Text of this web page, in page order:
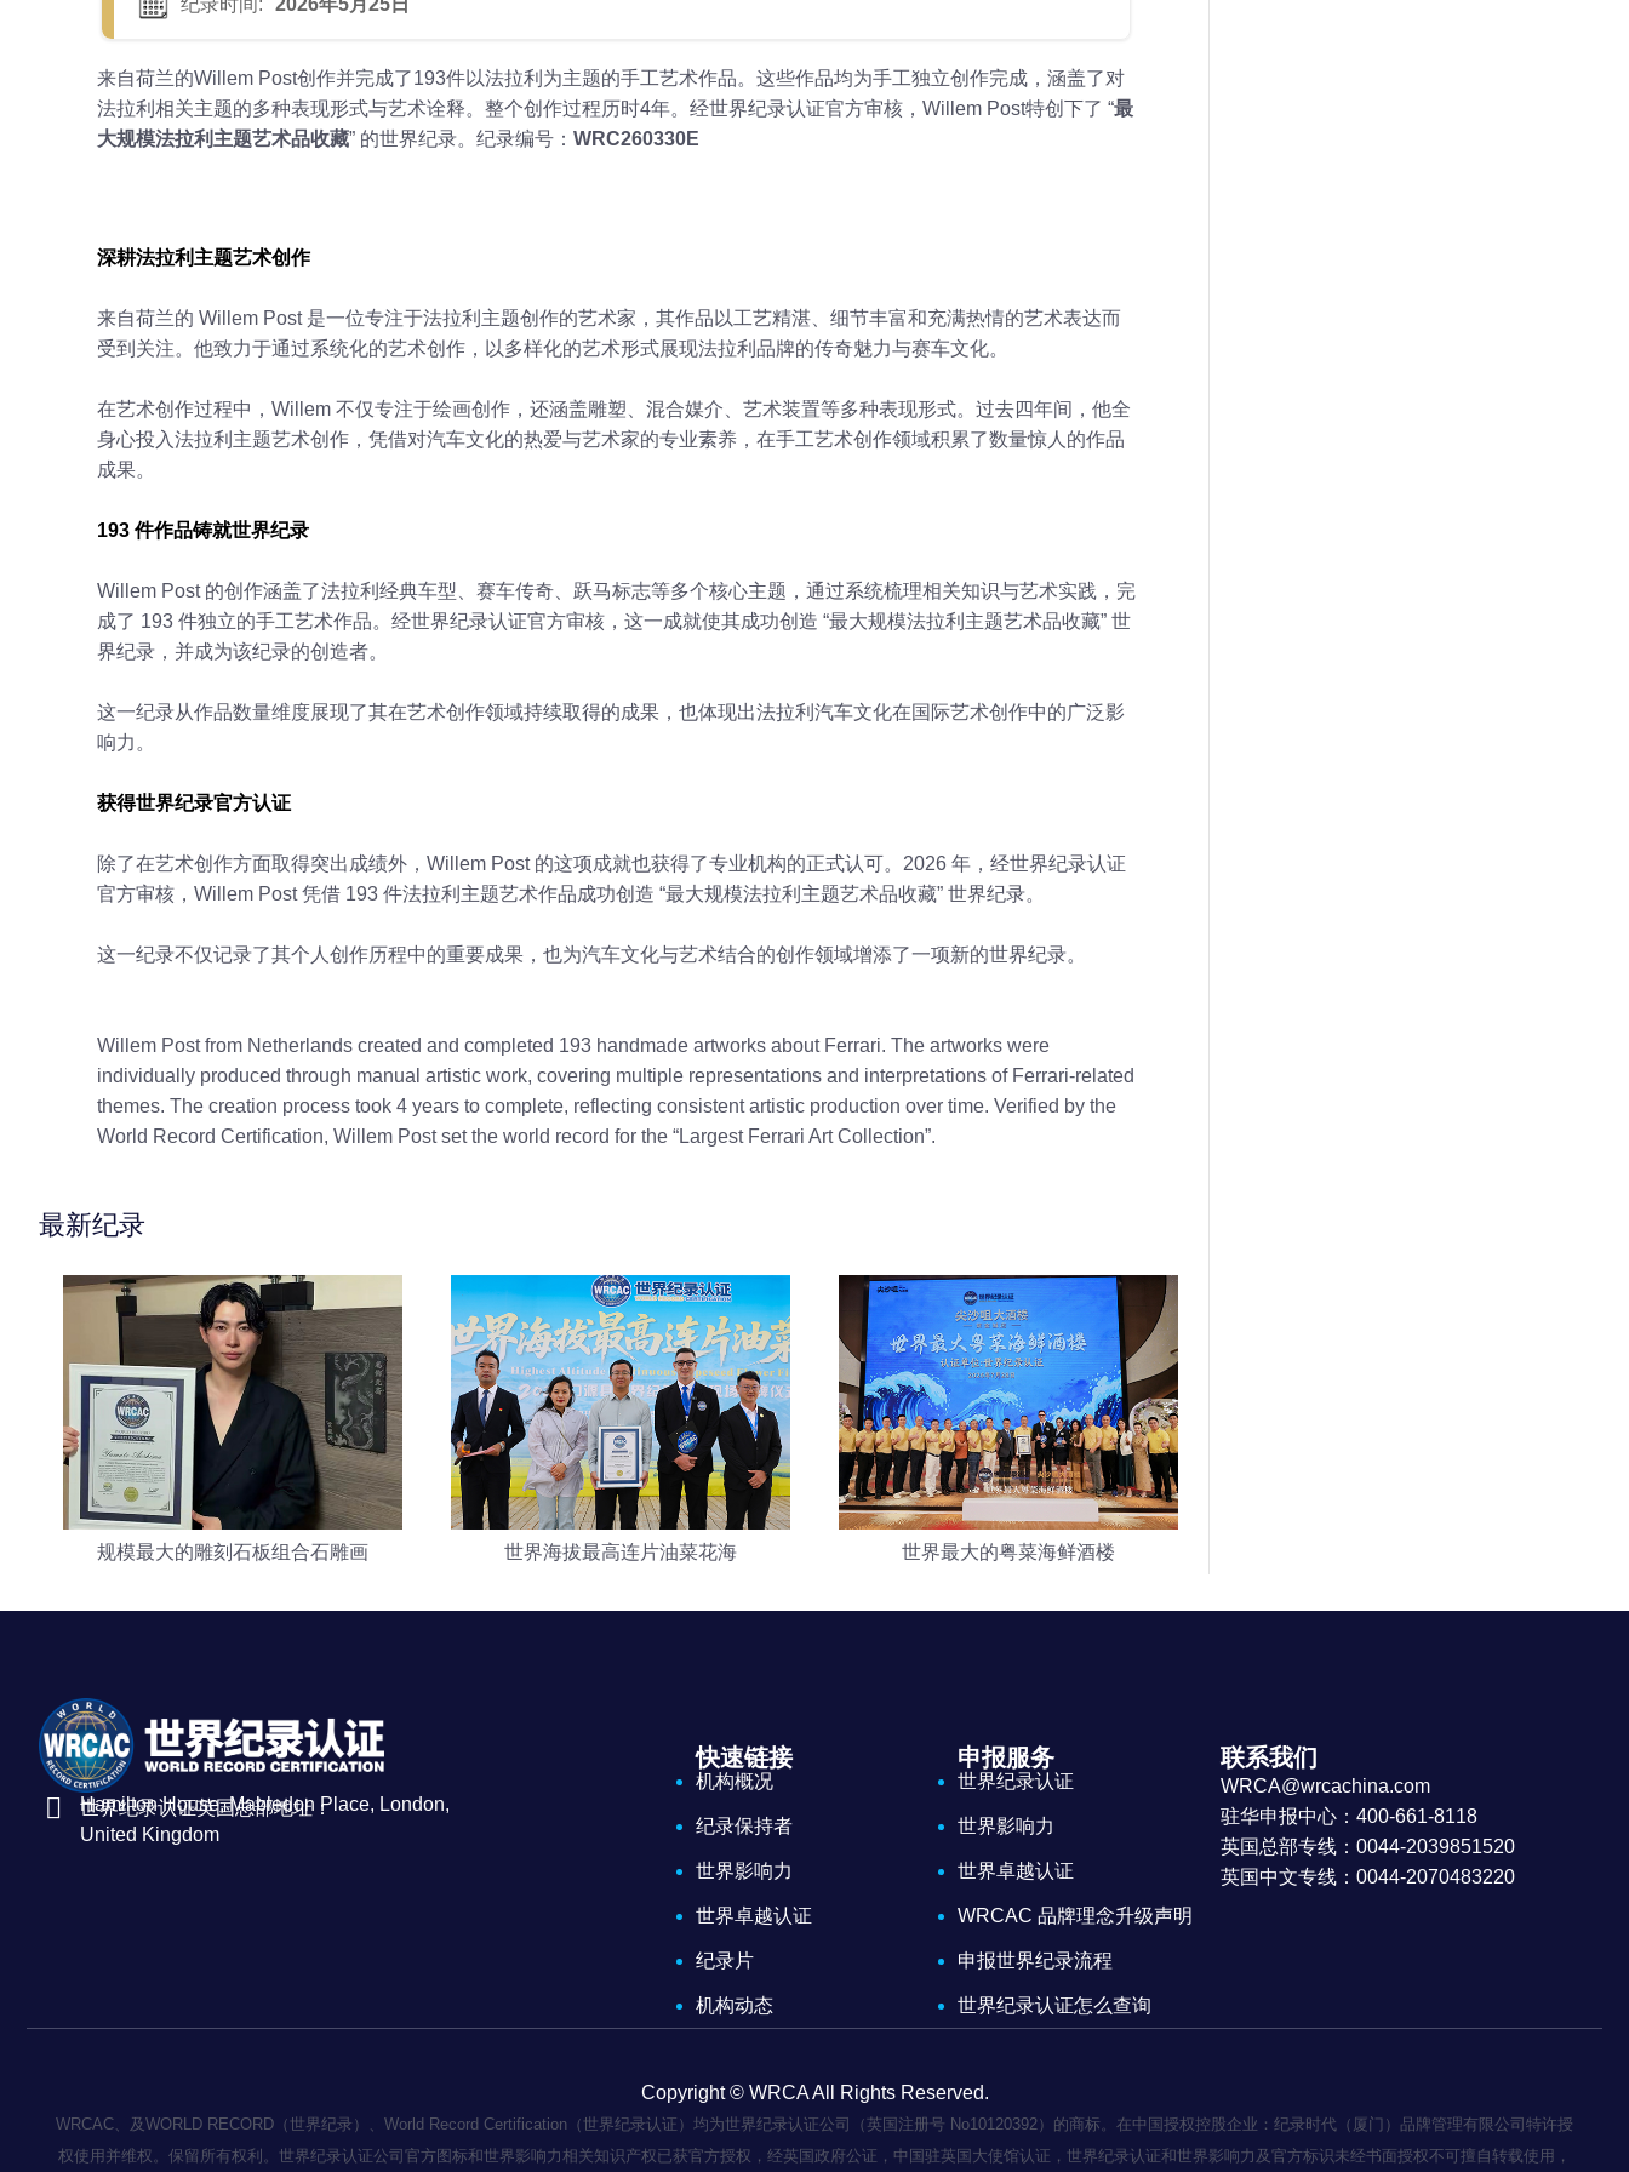
纪录时间: 2026年5月25日
来自荷兰的Willem Post创作并完成了193件以法拉利为主题的手工艺术作品。这些作品均为手工独立创作完成，涵盖了对
法拉利相关主题的多种表现形式与艺术诠释。整个创作过程历时4年。经世界纪录认证官方审核，Willem Post特创下了 “最
大规模法拉利主题艺术品收藏” 的世界纪录。纪录编号： WRC260330E
深耕法拉利主题艺术创作
来自荷兰的 Willem Post 是一位专注于法拉利主题创作的艺术家，其作品以工艺精湛、细节丰富和充满热情的艺术表达而
受到关注。他致力于通过系统化的艺术创作，以多样化的艺术形式展现法拉利品牌的传奇魅力与赛车文化。
在艺术创作过程中，Willem 不仅专注于绘画创作，还涵盖雕塑、混合媒介、艺术装置等多种表现形式。过去四年间，他全
身心投入法拉利主题艺术创作，凭借对汽车文化的热爱与艺术家的专业素养，在手工艺术创作领域积累了数量惊人的作品
成果。
193 件作品铸就世界纪录
Willem Post 的创作涵盖了法拉利经典车型、赛车传奇、跃马标志等多个核心主题，通过系统梳理相关知识与艺术实践，完
成了 193 件独立的手工艺术作品。经世界纪录认证官方审核，这一成就使其成功创造 “最大规模法拉利主题艺术品收藏” 世
界纪录，并成为该纪录的创造者。
这一纪录从作品数量维度展现了其在艺术创作领域持续取得的成果，也体现出法拉利汽车文化在国际艺术创作中的广泛影
响力。
获得世界纪录官方认证
除了在艺术创作方面取得突出成绩外，Willem Post 的这项成就也获得了专业机构的正式认可。2026 年，经世界纪录认证
官方审核，Willem Post 凭借 193 件法拉利主题艺术作品成功创造 “最大规模法拉利主题艺术品收藏” 世界纪录。
这一纪录不仅记录了其个人创作历程中的重要成果，也为汽车文化与艺术结合的创作领域增添了一项新的世界纪录。
Willem Post from Netherlands created and completed 193 handmade artworks about Ferrari. The artworks were
individually produced through manual artistic work, covering multiple representations and interpretations of Ferrari-related
themes. The creation process took 4 years to complete, reflecting consistent artistic production over time. Verified by the
World Record Certification, Willem Post set the world record for the “Largest Ferrari Art Collection”.
最新纪录
规模最大的雕刻石板组合石雕画 世界海拔最高连片油菜花海 世界最大的粤菜海鲜酒楼
世界纪录认证英国总部地址：
Hamilton House, Mabledon Place, London,
United Kingdom
快速链接
机构概况
纪录保持者
世界影响力
世界卓越认证
纪录片
机构动态
申报服务
世界纪录认证
世界影响力
世界卓越认证
WRCAC 品牌理念升级声明
申报世界纪录流程
世界纪录认证怎么查询
联系我们
WRCA@wrcachina.com
驻华申报中心：400-661-8118
英国总部专线：0044-2039851520
英国中文专线：0044-2070483220
Copyright © WRCA All Rights Reserved.
WRCAC、及WORLD RECORD（世界纪录）、World Record Certification（世界纪录认证）均为世界纪录认证公司（英国注册号 No10120392）的商标。在中国授权控股企业：纪录时代（厦门）品牌管理有限公司特许授
权使用并维权。保留所有权利。世界纪录认证公司官方图标和世界影响力相关知识产权已获官方授权，经英国政府公证，中国驻英国大使馆认证，世界纪录认证和世界影响力及官方标识未经书面授权不可擅自转载使用，